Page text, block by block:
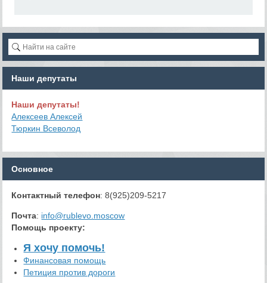
Наши депутаты
Наши депутаты!
Алексеев Алексей
Тюркин Всеволод
Основное
Контактный телефон: 8(925)209-5217
Почта: info@rublevo.moscow
Помощь проекту:
Я хочу помочь!
Финансовая помощь
Петиция против дороги